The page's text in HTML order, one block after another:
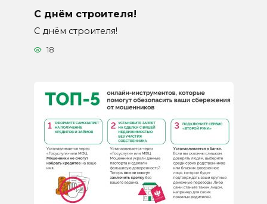
С днём строителя!
С днём строителя!
18